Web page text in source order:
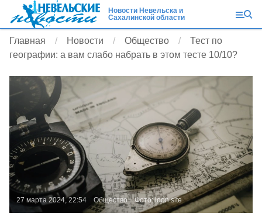
Новости Невельска и
Сахалинской области
Главная Новости Общество
Тест по
географии: а вам слабо набрать в этом тесте 10/10?
27 марта 2024, 22:54 Общество Фото:loon.site